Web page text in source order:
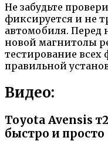
Не забудьте
фиксируется и не
автомобиля. Перед
новой магнитолы
тестирование всех
правильной
Видео:
Toyota Avensis
быстро и просто